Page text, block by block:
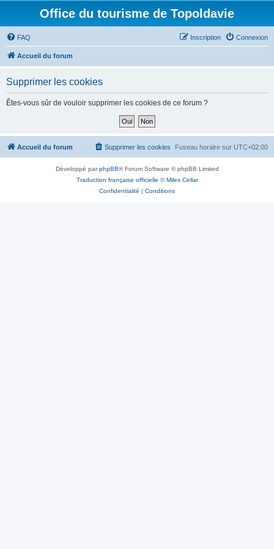
Office du tourisme de Topoldavie
FAQ Connexion
Inscription
Accueil du forum
Supprimer les cookies
Êtes-vous sûr de vouloir supprimer les cookies de ce forum ?
Accueil du forum Fuseau horaire sur UTC+02:00
Supprimer les cookies
Développé parphpBB® Forum Software © phpBB Limited
Traduction française officielle ©Miles Cellar
Confidentialité | Conditions